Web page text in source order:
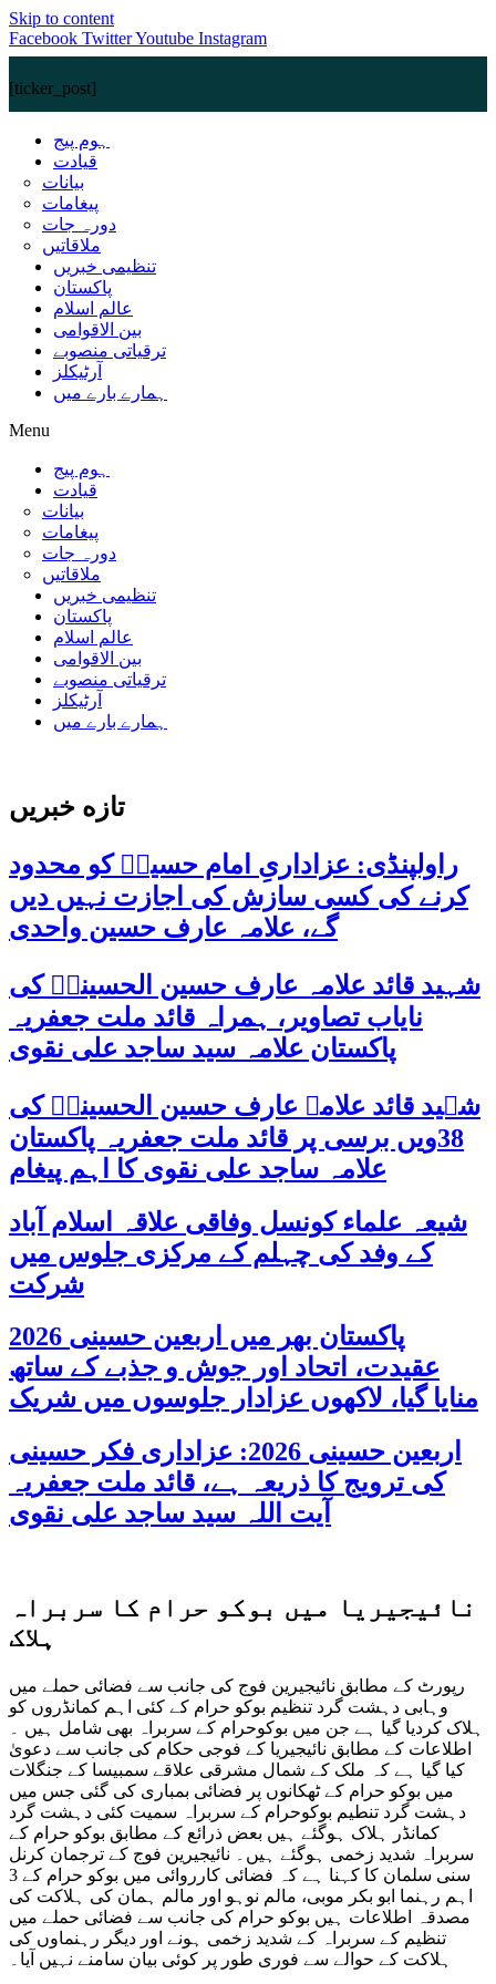
Skip to content
Facebook TwitterYoutube Instagram
[ticker_post]
ہوم پیج
قیادت
بیانات
پیغامات
دورہ جات
ملاقاتیں
تنظیمی خبریں
پاکستان
عالم اسلام
بین الاقوامی
ترقیاتی منصوبے
آرٹیکلز
ہمارے بارے میں
Menu
ہوم پیج
قیادت
بیانات
پیغامات
دورہ جات
ملاقاتیں
تنظیمی خبریں
پاکستان
عالم اسلام
بین الاقوامی
ترقیاتی منصوبے
آرٹیکلز
ہمارے بارے میں
تازه خبریں
راولپنڈی: عزاداریِ امام حسینؑ کو محدود
کرنے کی کسی سازش کی اجازت نہیں دیں
گے، علامہ عارف حسین واحدی
شہید قائد علامہ عارف حسین الحسینیؒ کی
نایاب تصاویر، ہمراہ قائد ملت جعفریہ
پاکستان علامہ سید ساجد علی نقوی
شہید قائد علامہ عارف حسین الحسینیؒ کی
38ویں برسی پر قائد ملت جعفریہ پاکستان
علامہ ساجد علی نقوی کا اہم پیغام
شیعہ علماء کونسل وفاقی علاقہ اسلام آباد
کے وفد کی چہلم کے مرکزی جلوس میں
شرکت
پاکستان بھر میں اربعین حسینی 2026
عقیدت، اتحاد اور جوش و جذبے کے ساتھ
منایا گیا، لاکھوں عزادار جلوسوں میں شریک
اربعین حسینی 2026: عزاداری فکر حسینی
کی ترویج کا ذریعہ ہے، قائد ملت جعفریہ
آیت اللہ سید ساجد علی نقوی
نائیجیریا میں بوکو حرام کا سربراہ
ہلاک
رپورٹ کے مطابق نائیجیرین فوج کی جانب سے فضائی حملے میں
وہابی دہشت گرد تنظیم بوکو حرام کے کئی اہم کمانڈروں کو
ہلاک کردیا گیا ہے جن میں بوکوحرام کے سربراہ بھی شامل ہیں ۔
اطلاعات کے مطابق نائیجیریا کے فوجی حکام کی جانب سے دعویٰ
کیا گیا ہے کہ ملک کے شمال مشرقی علاقے سمبیسا کے جنگلات
میں بوکو حرام کے ٹھکانوں پر فضائی بمباری کی گئی جس میں
دہشت گرد تنطیم بوکوحرام کے سربراہ سمیت کئی دہشت گرد
کمانڈر ہلاک ہوگئے ہیں بعض ذرائع کے مطابق بوکو حرام کے
سربراہ شدید زخمی ہوگئے ہیں۔ نائیجیرین فوج کے ترجمان کرنل
سنی سلمان کا کہنا ہے کہ فضائی کارروائی میں بوکو حرام کے 3
اہم رہنما ابو بکر موبی، مالم نوہو اور مالم ہمان کی ہلاکت کی
مصدقہ اطلاعات ہیں بوکو حرام کی جانب سے فضائی حملے میں
تنظیم کے سربراہ کے شدید زخمی ہونے اور دیگر رہنماوں کی
ہلاکت کے حوالے سے فوری طور پر کوئی بیان سامنے نہیں آیا۔